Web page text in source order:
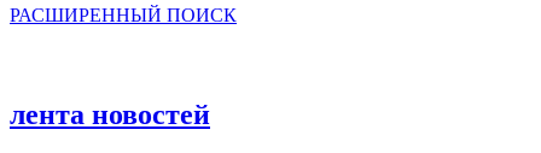
РАСШИРЕННЫЙ ПОИСК
лента новостей